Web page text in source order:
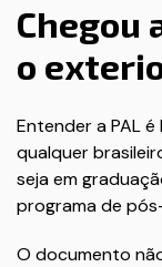
Chegou
o
Entender a PAL
qualquer
seja em
programa de
O documento